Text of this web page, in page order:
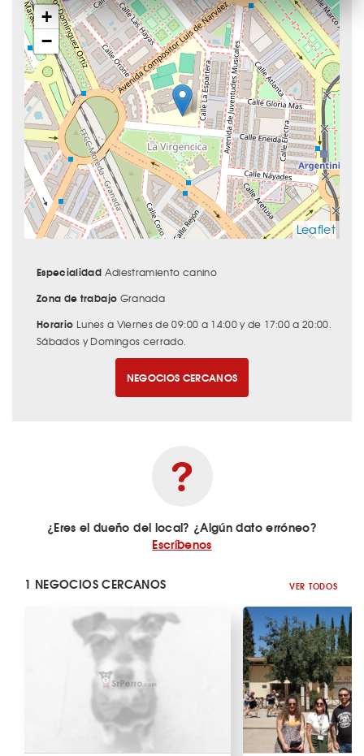
+
−
Leaflet
Especialidad Adiestramiento canino
Zona de trabajo Granada
Horario Lunes a Viernes de 09:00 a 14:00 y de 17:00 a 20:00.
Sábados y Domingos cerrado.
NEGOCIOS CERCANOS
¿Eres el dueño del local? ¿Algún dato erróneo?
Escríbenos
1 NEGOCIOS CERCANOS VER TODOS